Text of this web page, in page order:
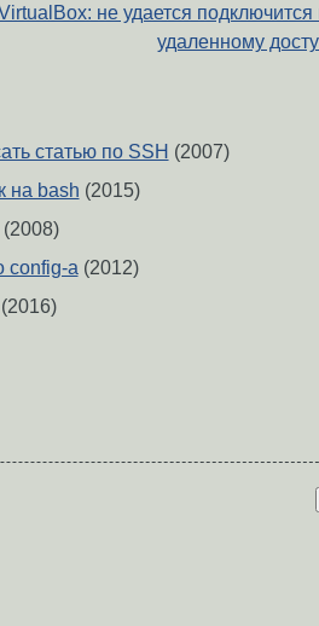
не удается подключится
удаленному
статью по SSH (2007)
на bash (2015)
config-а(2012)